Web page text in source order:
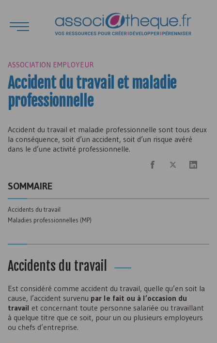
ASSOCIATION EMPLOYEUR
Accident du travail et maladie
professionnelle
Accident du travail et maladie professionnelle sont tous deux
la conséquence, soit d’un accident, soit d’un risque avéré
dans le d’une activité professionnelle.
SOMMAIRE
Accidents du travail
Maladies professionnelles (MP)
Accidents du travail
Est considéré comme accident du travail, quelle qu’en soit la
cause, l’accident survenu par le fait ou à l’occasion du
travail et concernant toute personne salariée ou travaillant
à quelque titre que ce soit, pour un ou plusieurs employeurs
ou chefs d’entreprise.